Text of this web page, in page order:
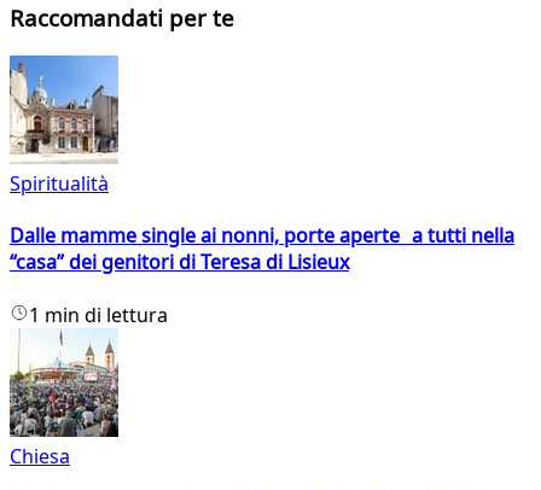
Raccomandati per te
Spiritualità
Dalle mamme single ai nonni, porte aperte a tutti nella
“casa” dei genitori di Teresa di Lisieux
1 min di lettura
Chiesa